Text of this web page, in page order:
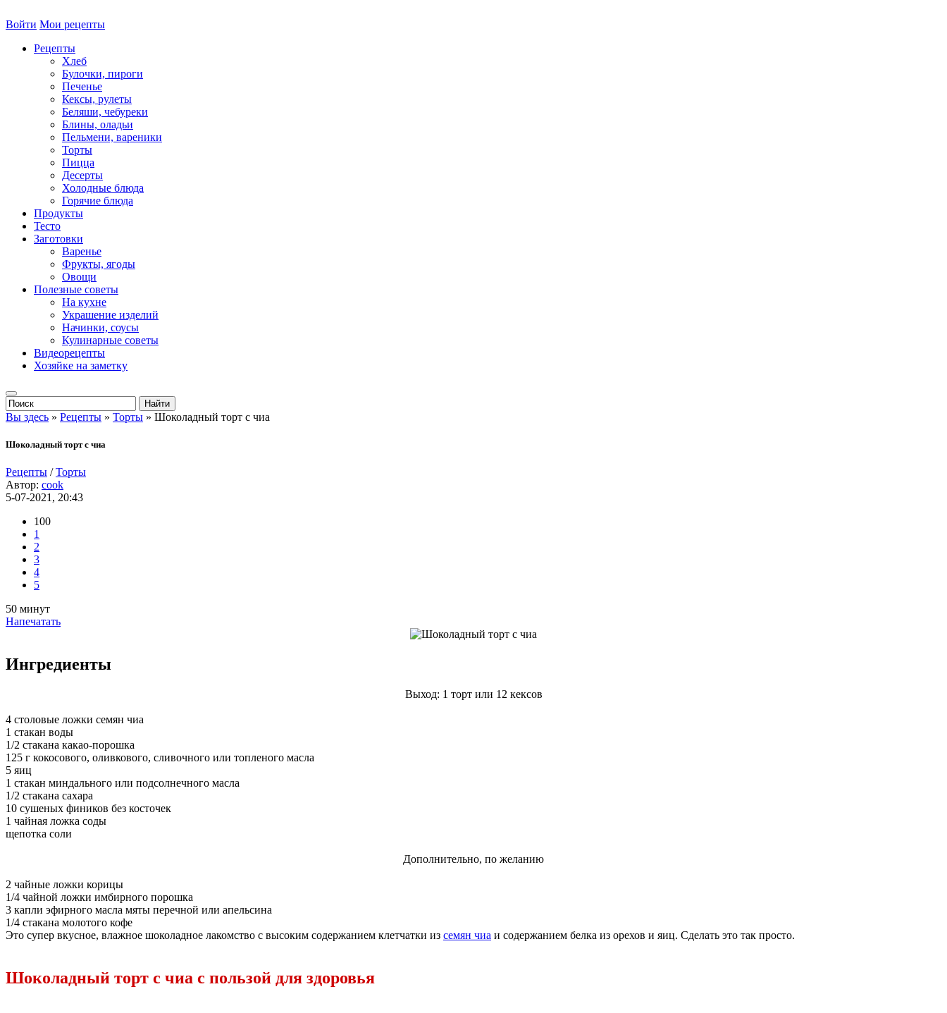
Войти Мои рецепты
Рецепты
Хлеб
Булочки, пироги
Печенье
Кексы, рулеты
Беляши, чебуреки
Блины, оладьи
Пельмени, вареники
Торты
Пицца
Десерты
Холодные блюда
Горячие блюда
Продукты
Тесто
Заготовки
Варенье
Фрукты, ягоды
Овощи
Полезные советы
На кухне
Украшение изделий
Начинки, соусы
Кулинарные советы
Видеорецепты
Хозяйке на заметку
Вы здесь » Рецепты » Торты » Шоколадный торт с чиа
Шоколадный торт с чиа
Рецепты /Торты
Автор: cook
5-07-2021, 20:43
100
1
2
3
4
5
50 минут
Напечатать
Ингредиенты
Выход: 1 торт или 12 кексов
4 столовые ложки семян чиа
1 стакан воды
1/2 стакана какао-порошка
125 г кокосового, оливкового, сливочного или топленого масла
5 яиц
1 стакан миндального или подсолнечного масла
1/2 стакана сахара
10 сушеных фиников без косточек
1 чайная ложка соды
щепотка соли
Дополнительно, по желанию
2 чайные ложки корицы
1/4 чайной ложки имбирного порошка
3 капли эфирного масла мяты перечной или апельсина
1/4 стакана молотого кофе
Это супер вкусное, влажное шоколадное лакомство с высоким содержанием клетчатки из семян чиа и содержанием белка из орехов и яиц. Сделать это так просто.
Шоколадный торт с чиа с пользой для здоровья